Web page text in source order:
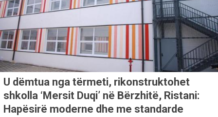
U dëmtua nga tërmeti, rikonstruktohet
shkolla ‘Mersit Duqi’ në Bërzhitë, Ristani:
Hapësirë moderne dhe me standarde